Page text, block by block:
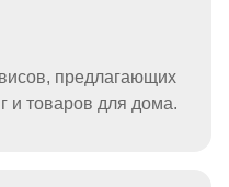
предлагающих
и товаров для дома.